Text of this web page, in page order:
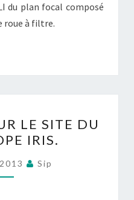
du plan focal composé
roue à filtre.
SITE
LE SITE DU
IRIS.
Sip